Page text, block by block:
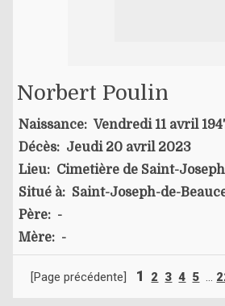
Norbert Poulin
Naissance: Vendredi 11 avril
Décès: Jeudi 20 avril 2023
Lieu: Cimetière de Saint-
Situé à: Saint-Joseph-de-
Père: -
Mère: -
[Page précédente] 1 2 3 4 5 ...